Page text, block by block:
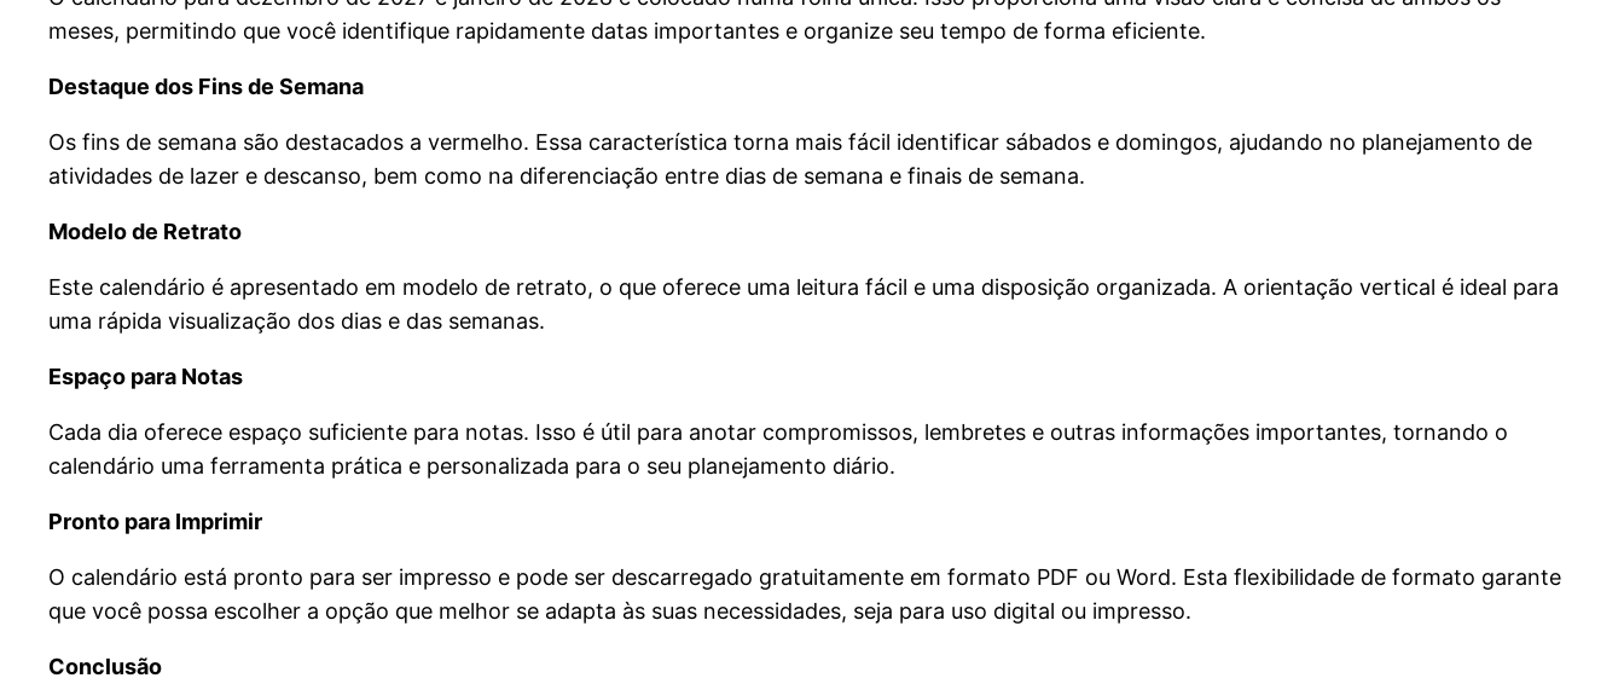
meses, permitindo que você identifique rapidamente datas importantes e organize seu tempo de forma eficiente.
Destaque dos Fins de Semana
Os fins de semana são destacados a vermelho. Essa característica torna mais fácil identificar sábados e domingos, ajudando no planejamento de
atividades de lazer e descanso, bem como na diferenciação entre dias de semana e finais de semana.
Modelo de Retrato
Este calendário é apresentado em modelo de retrato, o que oferece uma leitura fácil e uma disposição organizada. A orientação vertical é ideal para
uma rápida visualização dos dias e das semanas.
Espaço para Notas
Cada dia oferece espaço suficiente para notas. Isso é útil para anotar compromissos, lembretes e outras informações importantes, tornando o
calendário uma ferramenta prática e personalizada para o seu planejamento diário.
Pronto para Imprimir
O calendário está pronto para ser impresso e pode ser descarregado gratuitamente em formato PDF ou Word. Esta flexibilidade de formato garante
que você possa escolher a opção que melhor se adapta às suas necessidades, seja para uso digital ou impresso.
Conclusão